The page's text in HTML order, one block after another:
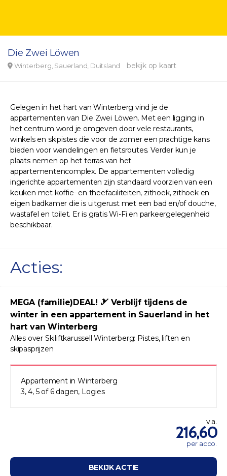
Die Zwei Löwen
Winterberg, Sauerland, Duitsland bekijk op kaart
Gelegen in het hart van Winterberg vind je de
appartementen van Die Zwei Löwen. Met een ligging in
het centrum word je omgeven door vele restaurants,
winkels en skipistes die voor de zomer een prachtige kans
bieden voor wandelingen en fietsroutes. Verder kun je
plaats nemen op het terras van het
appartementencomplex. De appartementen volledig
ingerichte appartementen zijn standaard voorzien van een
keuken met koffie- en theefaciliteiten, zithoek, zithoek en
eigen badkamer die is uitgerust met een bad en/of douche,
wastafel en toilet. Er is gratis Wi-Fi en parkeergelegenheid
beschikbaar.
Acties:
MEGA (familie)DEAL! 🎿 Verblijf tijdens de
winter in een appartement in Sauerland in het
hart van Winterberg
Alles over Skiliftkarussell Winterberg: Pistes, liften en
skipasprijzen
Appartement in Winterberg
3, 4, 5 of 6 dagen, Logies
v.a.
216,60
per acco.
BEKIJK ACTIE